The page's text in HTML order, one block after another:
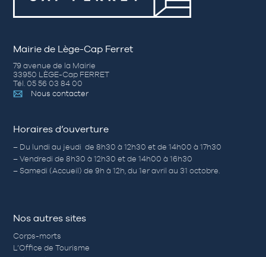
Mairie de Lège-Cap Ferret
79 avenue de la Mairie
33950 LÈGE-Cap FERRET
Tél. 05 56 03 84 00
Nous contacter
Horaires d’ouverture
– Du lundi au jeudi de 8h30 à 12h30 et de 14h00 à 17h30
– Vendredi de 8h30 à 12h30 et de 14h00 à 16h30
– Samedi (Accueil) de 9h à 12h, du 1er avril au 31 octobre.
Nos autres sites
Corps-morts
L’Office de Tourisme